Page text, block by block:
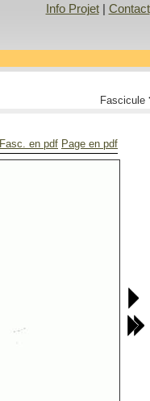
Info Projet| Contact
Fascicule
Fasc. en pdf Page en pdf